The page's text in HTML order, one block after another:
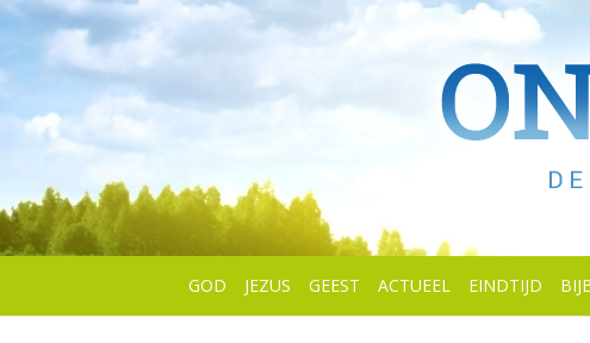
GOD JEZUS GEEST ACTUEEL EINDTIJD